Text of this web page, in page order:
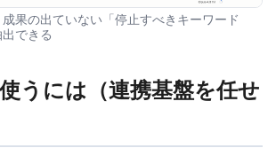
果の出ていない「停止すべきキーワード
出できる
うには（連携基盤を任せ